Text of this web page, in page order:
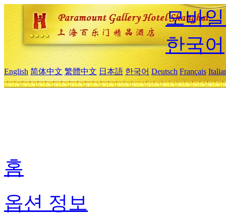
모바
한국어
English 简体中文 繁體中文 日本語 한국어 Deutsch Français
홈
옵션 정보